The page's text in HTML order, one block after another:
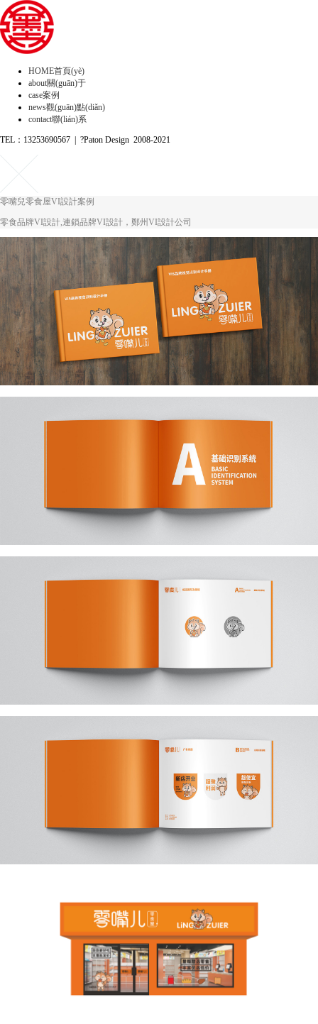
HOME首頁(yè)
about關(guān)于
case案例
news觀(guān)點(diǎn)
contact聯(lián)系
TEL：13253690567 | ?Paton Design 2008-2021
零嘴兒零食屋VI設計案例
零食品牌VI設計,連鎖品牌VI設計，鄭州VI設計公司